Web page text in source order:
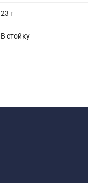
23 г
В стойку